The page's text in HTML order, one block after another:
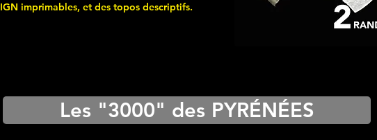
IGN imprimables, et des topos descriptifs.
Les "3000" des PYRÉNÉES